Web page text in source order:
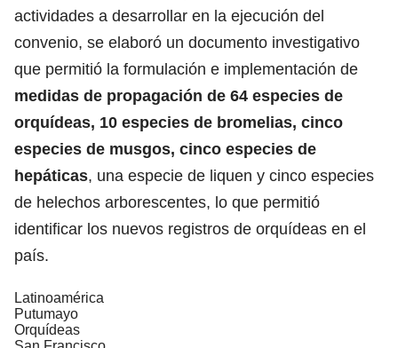
actividades a desarrollar en la ejecución del
convenio, se elaboró un documento investigativo
que permitió la formulación e implementación de
medidas de propagación de 64 especies de
orquídeas, 10 especies de bromelias, cinco
especies de musgos, cinco especies de
hepáticas, una especie de liquen y cinco especies
de helechos arborescentes, lo que permitió
identificar los nuevos registros de orquídeas en el
país.
Latinoamérica
Putumayo
Orquídeas